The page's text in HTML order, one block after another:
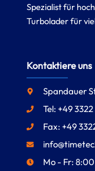
Spezialist für
Turbolader für
Kontaktiere uns
Spandauer
Tel: +49 3322
Fax: +49
Mo - Fr: